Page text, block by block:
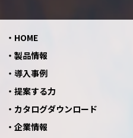
HOME
製品情報
導入事例
提案する力
カタログダウンロード
企業情報